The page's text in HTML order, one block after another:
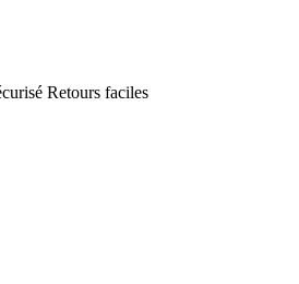
Retours faciles